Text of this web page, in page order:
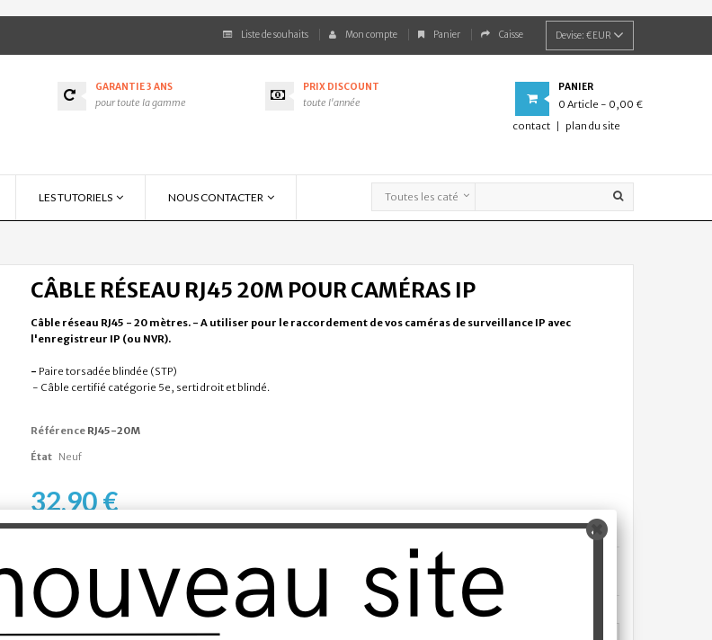
Devise: €EUR
Liste de souhaits Mon compte Panier Caisse
PANIER
0 Article - 0,00 €
GARANTIE 3 ANS
pour toute la gamme
PRIX DISCOUNT
toute l'année
contact
plan du site
LES TUTORIELS NOUS CONTACTER
CÂBLE RÉSEAU RJ45 20M POUR CAMÉRAS IP
Câble réseau RJ45 - 20 mètres. - A utiliser pour le raccordement de vos caméras de surveillance IP avec
l'enregistreur IP (ou NVR).
- Paire torsadée blindée (STP)
- Câble certifié catégorie 5e, serti droit et blindé.
Référence RJ45-20M
État Neuf
32,90 €
AJOUTER AU PANIER AJOUTER À MA LISTE